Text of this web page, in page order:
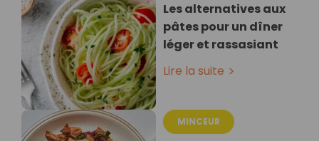
Les alternatives aux
pâtes pour un dîner
léger et rassasiant
Lire la suite
MINCEUR